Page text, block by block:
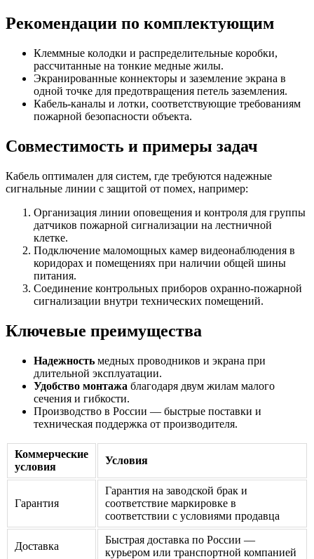
Рекомендации по комплектующим
Клеммные колодки и распределительные коробки,
рассчитанные на тонкие медные жилы.
Экранированные коннекторы и заземление экрана в
одной точке для предотвращения петель заземления.
Кабель-каналы и лотки, соответствующие требованиям
пожарной безопасности объекта.
Совместимость и примеры задач
Кабель оптимален для систем, где требуются надежные
сигнальные линии с защитой от помех, например:
Организация линии оповещения и контроля для группы
датчиков пожарной сигнализации на лестничной
клетке.
Подключение маломощных камер видеонаблюдения в
коридорах и помещениях при наличии общей шины
питания.
Соединение контрольных приборов охранно-пожарной
сигнализации внутри технических помещений.
Ключевые преимущества
Надежность медных проводников и экрана при
длительной эксплуатации.
Удобство монтажа благодаря двум жилам малого
сечения и гибкости.
Производство в России — быстрые поставки и
техническая поддержка от производителя.
Коммерческие
условия
Условия
Гарантия
Гарантия на заводской брак и
соответствие маркировке в
соответствии с условиями продавца
Доставка
Быстрая доставка по России —
курьером или транспортной компанией